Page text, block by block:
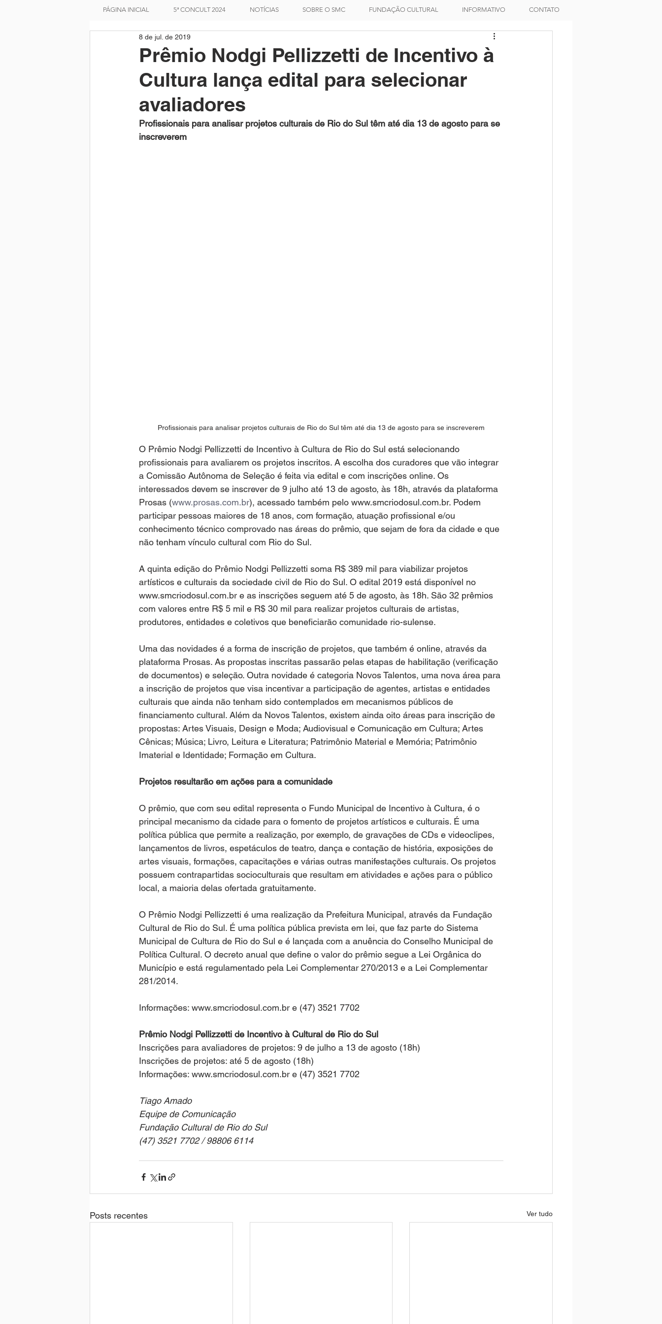
PÁGINA INICIAL 5ª CONCULT 2024 NOTÍCIAS SOBRE O SMC FUNDAÇÃO CULTURAL INFORMATIVO CONTATO
Prêmio Nodgi Pellizzetti de Incentivo à
Cultura lança edital para selecionar
avaliadores
8 de jul. de 2019
Profissionais para analisar projetos culturais de Rio do Sul têm até dia 13 de agosto para se
inscreverem
Profissionais para analisar projetos culturais de Rio do Sul têm até dia 13 de agosto para se inscreverem
O Prêmio Nodgi Pellizzetti de Incentivo à Cultura de Rio do Sul está selecionando
profissionais para avaliarem os projetos inscritos. A escolha dos curadores que vão integrar
a Comissão Autônoma de Seleção é feita via edital e com inscrições online. Os
interessados devem se inscrever de 9 julho até 13 de agosto, às 18h, através da plataforma
Prosas (www.prosas.com.br), acessado também pelo www.smcriodosul.com.br. Podem
participar pessoas maiores de 18 anos, com formação, atuação profissional e/ou
conhecimento técnico comprovado nas áreas do prêmio, que sejam de fora da cidade e que
não tenham vínculo cultural com Rio do Sul.
A quinta edição do Prêmio Nodgi Pellizzetti soma R$ 389 mil para viabilizar projetos
artísticos e culturais da sociedade civil de Rio do Sul. O edital 2019 está disponível no
www.smcriodosul.com.br e as inscrições seguem até 5 de agosto, às 18h. São 32 prêmios
com valores entre R$ 5 mil e R$ 30 mil para realizar projetos culturais de artistas,
produtores, entidades e coletivos que beneficiarão comunidade rio-sulense.
Uma das novidades é a forma de inscrição de projetos, que também é online, através da
plataforma Prosas. As propostas inscritas passarão pelas etapas de habilitação (verificação
de documentos) e seleção. Outra novidade é categoria Novos Talentos, uma nova área para
a inscrição de projetos que visa incentivar a participação de agentes, artistas e entidades
culturais que ainda não tenham sido contemplados em mecanismos públicos de
financiamento cultural. Além da Novos Talentos, existem ainda oito áreas para inscrição de
propostas: Artes Visuais, Design e Moda; Audiovisual e Comunicação em Cultura; Artes
Cênicas; Música; Livro, Leitura e Literatura; Patrimônio Material e Memória; Patrimônio
Imaterial e Identidade; Formação em Cultura.
Projetos resultarão em ações para a comunidade
O prêmio, que com seu edital representa o Fundo Municipal de Incentivo à Cultura, é o
principal mecanismo da cidade para o fomento de projetos artísticos e culturais. É uma
política pública que permite a realização, por exemplo, de gravações de CDs e videoclipes,
lançamentos de livros, espetáculos de teatro, dança e contação de história, exposições de
artes visuais, formações, capacitações e várias outras manifestações culturais. Os projetos
possuem contrapartidas socioculturais que resultam em atividades e ações para o público
local, a maioria delas ofertada gratuitamente.
O Prêmio Nodgi Pellizzetti é uma realização da Prefeitura Municipal, através da Fundação
Cultural de Rio do Sul. É uma política pública prevista em lei, que faz parte do Sistema
Municipal de Cultura de Rio do Sul e é lançada com a anuência do Conselho Municipal de
Política Cultural. O decreto anual que define o valor do prêmio segue a Lei Orgânica do
Município e está regulamentado pela Lei Complementar 270/2013 e a Lei Complementar
281/2014.
Informações: www.smcriodosul.com.br e (47) 3521 7702
Prêmio Nodgi Pellizzetti de Incentivo à Cultural de Rio do Sul
Inscrições para avaliadores de projetos: 9 de julho a 13 de agosto (18h)
Inscrições de projetos: até 5 de agosto (18h)
Informações: www.smcriodosul.com.br e (47) 3521 7702
Tiago Amado
Equipe de Comunicação
Fundação Cultural de Rio do Sul
(47) 3521 7702 / 98806 6114
Posts recentes Ver tudo